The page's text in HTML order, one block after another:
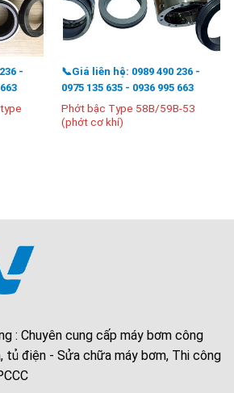
-
📞Giá liên hệ: 0989 490 236 -
0975 135 635 - 0936 995 663
Phớt bậc Type 58B/59B-53
(phớt cơ khí)
: Chuyên cung cấp máy bơm công
tủ điện - Sửa chữa máy bơm, Thi công